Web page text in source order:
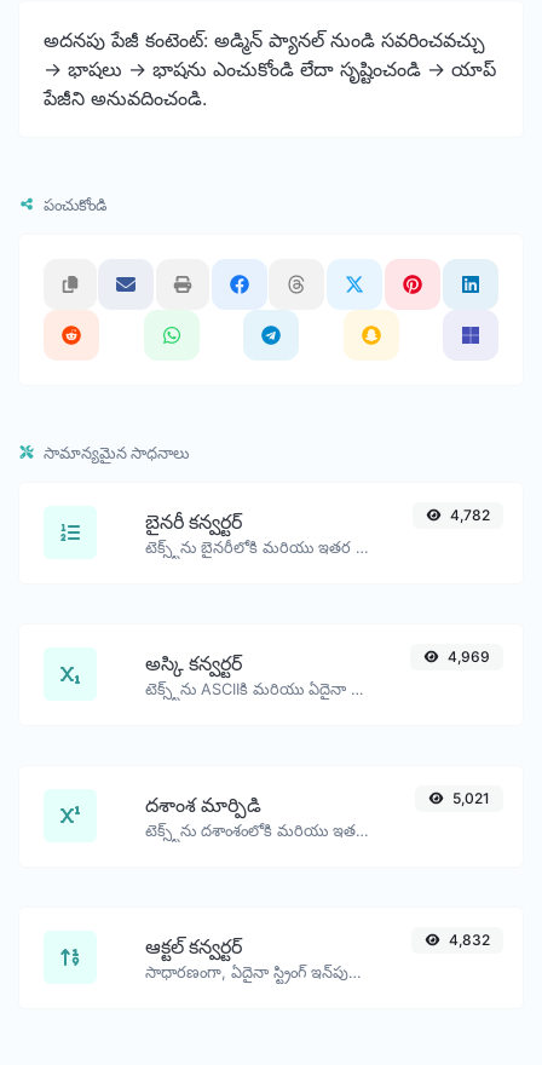
అదనపు పేజీ కంటెంట్: అడ్మిన్ ప్యానల్ నుండి సవరించవచ్చు
-> భాషలు -> భాషను ఎంచుకోండి లేదా సృష్టించండి -> యాప్
పేజీని అనువదించండి.
పంచుకోండి
సామాన్యమైన సాధనాలు
బైనరీ కన్వర్టర్
టెక్స్ట్‌ను బైనరీలోకి మరియు ఇతర దిశగా ఏదైనా స్ట్రింగ్ ఇన్‌పుట్ కోసం మార్చండి.
4,782
అస్కి కన్వర్టర్
టెక్స్ట్‌ను ASCIIకి మరియు ఏదైనా స్ట్రింగ్ ఇన్‌పుట్ కోసం మరో దిశగా మార్చండి.
4,969
దశాంశ మార్పిడి
టెక్స్ట్‌ను దశాంశంలోకి మరియు ఇతర దిశలోకి ఏదైనా స్ట్రింగ్ ఇన్‌పుట్ కోసం మార్చండి.
5,021
ఆక్టల్ కన్వర్టర్
సాధారణంగా, ఏదైనా స్ట్రింగ్ ఇన్‌పుట్‌ను ఆక్స్టల్‌లోకి మరియు మరొక దిశలోకి మార్చండి.
4,832